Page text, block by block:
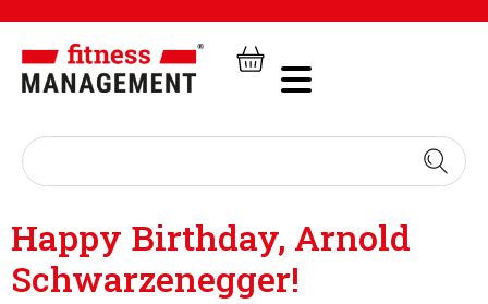
Happy Birthday, Arnold
Schwarzenegger!